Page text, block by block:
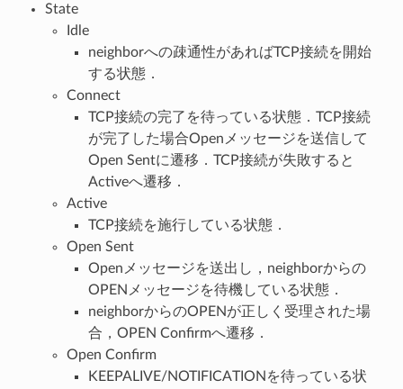
State
Idle
neighborへの疎通性があればTCP接続を開始
する状態．
Connect
TCP接続の完了を待っている状態．TCP接続
が完了した場合Openメッセージを送信して
Open Sentに遷移．TCP接続が失敗すると
Activeへ遷移．
Active
TCP接続を施行している状態．
Open Sent
Openメッセージを送出し，neighborからの
OPENメッセージを待機している状態．
neighborからのOPENが正しく受理された場
合，OPEN Confirmへ遷移．
Open Confirm
KEEPALIVE/NOTIFICATIONを待っている状